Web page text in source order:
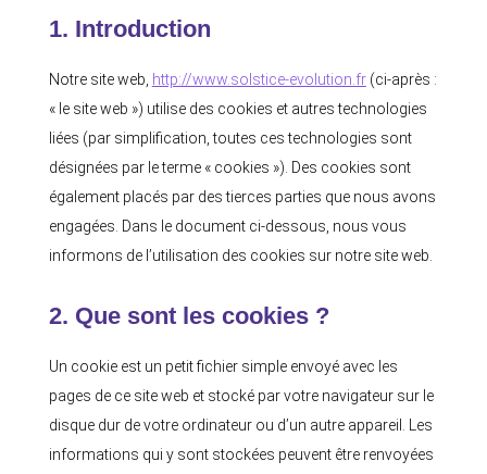
1. Introduction
Notre site web, http://www.solstice-evolution.fr(ci-après :
« le site web ») utilise des cookies et autres technologies
liées (par simplification, toutes ces technologies sont
désignées par le terme « cookies »). Des cookies sont
également placés par des tierces parties que nous avons
engagées. Dans le document ci-dessous, nous vous
informons de l’utilisation des cookies sur notre site web.
2. Que sont les cookies ?
Un cookie est un petit fichier simple envoyé avec les
pages de ce site web et stocké par votre navigateur sur le
disque dur de votre ordinateur ou d’un autre appareil. Les
informations qui y sont stockées peuvent être renvoyées